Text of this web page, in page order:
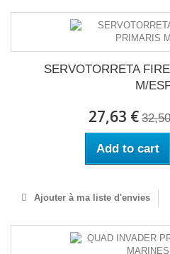
SERVOTORRETA
M/
27,63 €
Add to cart
Ajouter à ma liste d'envies